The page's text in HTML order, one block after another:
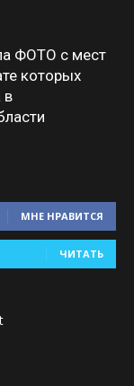
ФОТО с мест
которых
в
МНЕ НРАВИТСЯ
ЧИТАТЬ